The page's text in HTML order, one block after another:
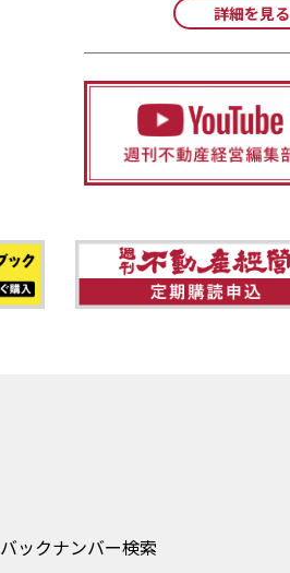
詳細を見る
バックナンバー検索